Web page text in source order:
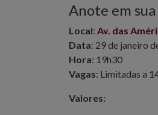
Anote em
Local: Av. das
Data: 29 de janeiro
Hora: 19h30
Vagas: Limitadas a
Valores: